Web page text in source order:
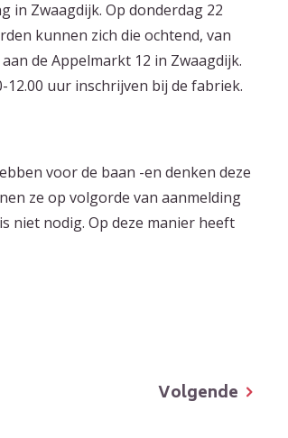
in Zwaagdijk. Op donderdag 22
kunnen zich die ochtend, van
de Appelmarkt 12 in Zwaagdijk.
uur inschrijven bij de fabriek.​
voor de baan -en denken deze
ze op volgorde van aanmelding
niet nodig. Op deze manier heeft
Volgende